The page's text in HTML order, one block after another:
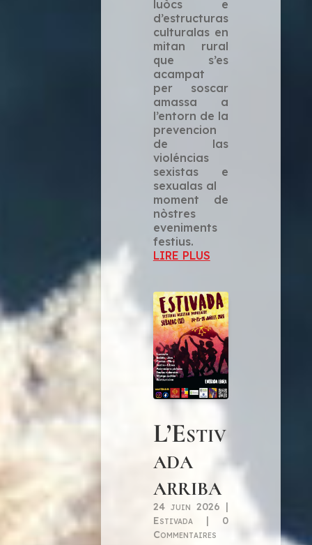
luòcs e
d’estructuras
culturalas en
mitan rural
que s’es
acampat
per soscar
amassa a
l’entorn de la
prevencion
de las
violéncias
sexistas e
sexualas al
moment de
nòstres
eveniments
festius.
LIRE PLUS
L’Estiv
ada
arriba
24 juin 2026
Estivada| 0
Commentaires